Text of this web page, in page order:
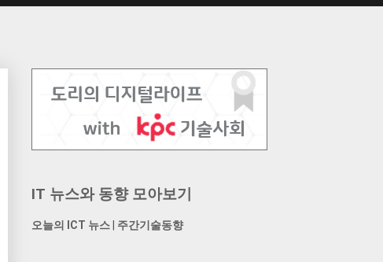
IT 뉴스와 동향 모아보기
오늘의 ICT 뉴스 주간기술동향